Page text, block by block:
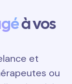
à vos
et
ou